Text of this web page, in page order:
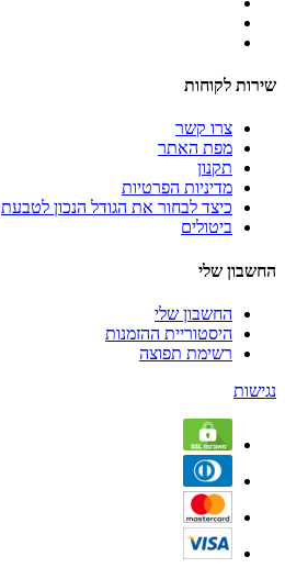
שירות לקוחות
צרו קשר
מפת האתר
תקנון
מדיניות הפרטיות
כיצד לבחור את הגודל הנכון לטבעת
ביטולים
החשבון שלי
החשבון שלי
היסטוריית ההזמנות
רשימת תפוצה
נגישות